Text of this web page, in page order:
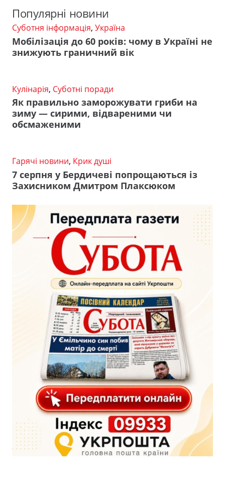
Популярні новини
Суботня інформація, Україна
Мобілізація до 60 років: чому в Україні не
знижують граничний вік
Кулінарія, Суботні поради
Як правильно заморожувати гриби на
зиму — сирими, відвареними чи
обсмаженими
Гарячі новини, Крик душі
7 серпня у Бердичеві попрощаються із
Захисником Дмитром Плаксюком